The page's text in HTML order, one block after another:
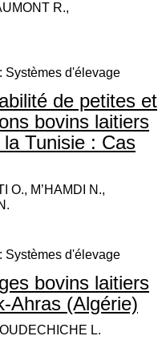
R.,
Systèmes d'élevage
de petites et
bovins laitiers
Tunisie : Cas
O., M’HAMDI N.,
Systèmes d'élevage
bovins laitiers
Ahras (Algérie)
L.